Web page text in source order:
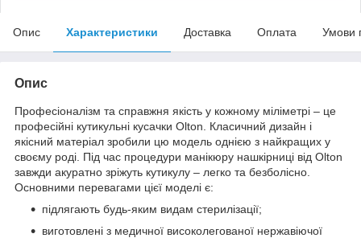
Опис Характеристики Доставка Оплата Умови
Опис
Професіоналізм та справжня якість у кожному міліметрі – це
професійні кутикульні кусачки Olton. Класичний дизайн і
якісний матеріал зробили цю модель однією з найкращих у
своєму роді. Під час процедури манікюру нашкірниці від Olton
завжди акуратно зріжуть кутикулу – легко та безболісно.
Основними перевагами цієї моделі є:
підлягають будь-яким видам стерилізації;
виготовлені з медичної високолегованої нержавіючої